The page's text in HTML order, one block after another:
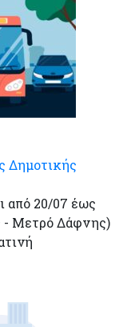
Δημοτικής
από 20/07 έως
- Μετρό Δάφνης)